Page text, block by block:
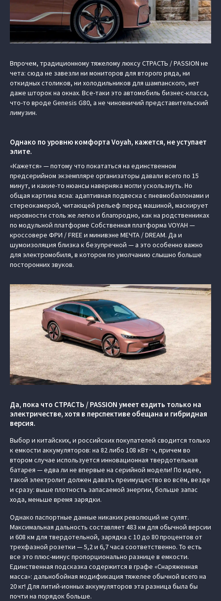
Впрочем, традиционному тяжелому люксу СТРАСТЬ / PASSION не
чета: сюда не завезли ни мониторов для второго ряда, ни
откидных столиков, ни холодильников для шампанского, нет
даже шторок на окнах. Все-таки это автомобиль бизнес-класса,
что-то вроде Genesis G80, а не чиновничий представительский
лимузин.
Однако по уровню комфорта Voyah, кажется, не уступает
элите.
«Кажется» — потому что покататься на единственном
предсерийном экземпляре организаторы давали всего по 15
минут, и какие-то нюансы наверняка могли ускользнуть. Но
общая картина ясна: адаптивная подвеска с пневмобаллонами и
стереокамерой, читающей рельеф перед машиной, маскирует
неровности столь же легко и благородно, как на родственниках
по модульной платформе Cобственная платформа VOYAH —
кроссовере ФРИ / FREE и минивэне МЕЧТА / DREAM. Да и
шумоизоляция близка к безупречной — а это особенно важно
для электромобиля, в котором по умолчанию слышно больше
посторонних звуков.
Да, пока что СТРАСТЬ / PASSION умеет ездить только на
электричестве, хотя в перспективе обещана и гибридная
версия.
Выбор и китайских, и российских покупателей сводится только
к емкости аккумуляторов: на 82 либо 108 кВт∙ч, причем во
втором случае используется инновационная твердотельная
батарея — едва ли не впервые на серийной модели! По идее,
такой электролит должен давать преимущество во всём, везде
и сразу: выше плотность запасаемой энергии, больше запас
хода, меньше время зарядки.
Однако паспортные данные никаких революций не сулят.
Максимальная дальность составляет 483 км для обычной версии
и 608 км для твердотельной, зарядка с 10 до 80 процентов от
трехфазной розетки — 5,2 и 6,7 часа соответственно. То есть
все это плюс-минус пропорционально разнице в емкости.
Единственная подсказка содержится в графе «Снаряженная
масса»: дальнобойная модификация тяжелее обычной всего на
20 кг! Для литий-ионных аккумуляторов эта разница была бы
почти на порядок больше.